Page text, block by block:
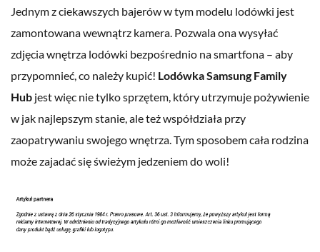
Jednym z ciekawszych bajerów w tym modelu lodówki jest
zamontowana wewnątrz kamera. Pozwala ona wysyłać
zdjęcia wnętrza lodówki bezpośrednio na smartfona – aby
przypomnieć, co należy kupić! Lodówka Samsung Family
Hub jest więc nie tylko sprzętem, który utrzymuje pożywienie
w jak najlepszym stanie, ale też współdziała przy
zaopatrywaniu swojego wnętrza. Tym sposobem cała rodzina
może zajadać się świeżym jedzeniem do woli!